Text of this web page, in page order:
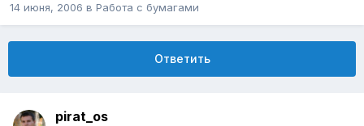
14 июня, 2006 в Работа с бумагами
Ответить
pirat_os